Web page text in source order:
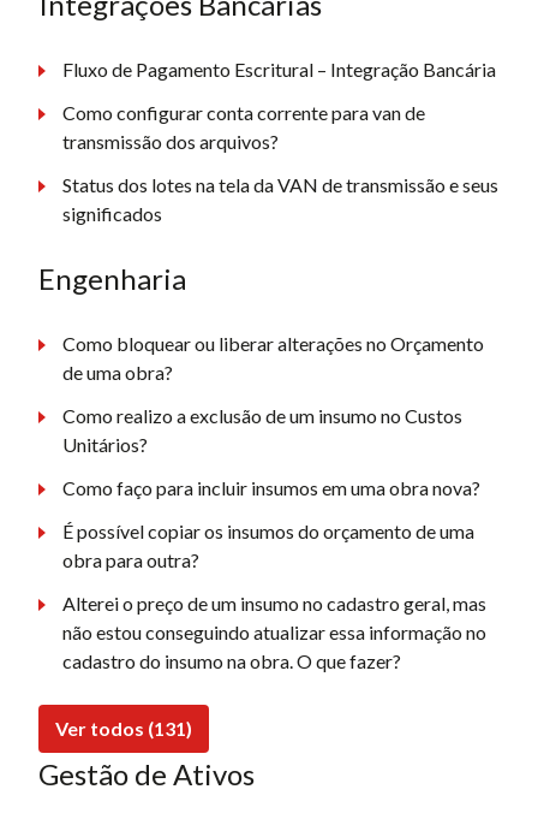
Fluxo de Pagamento Escritural – Integração Bancária
Como configurar conta corrente para van de
transmissão dos arquivos?
Status dos lotes na tela da VAN de transmissão e seus
significados
Engenharia
Como bloquear ou liberar alterações no Orçamento
de uma obra?
Como realizo a exclusão de um insumo no Custos
Unitários?
Como faço para incluir insumos em uma obra nova?
É possível copiar os insumos do orçamento de uma
obra para outra?
Alterei o preço de um insumo no cadastro geral, mas
não estou conseguindo atualizar essa informação no
cadastro do insumo na obra. O que fazer?
Ver todos (131)
Gestão de Ativos